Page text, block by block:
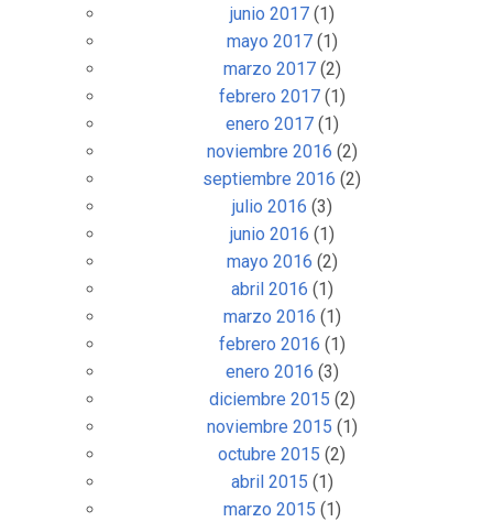
junio 2017(1)
mayo 2017(1)
marzo 2017(2)
febrero 2017(1)
enero 2017(1)
noviembre 2016 (2)
septiembre 2016 (2)
julio 2016 (3)
junio 2016 (1)
mayo 2016 (2)
abril 2016 (1)
marzo 2016 (1)
febrero 2016 (1)
enero 2016 (3)
diciembre 2015 (2)
noviembre 2015 (1)
octubre 2015 (2)
abril 2015 (1)
marzo 2015 (1)